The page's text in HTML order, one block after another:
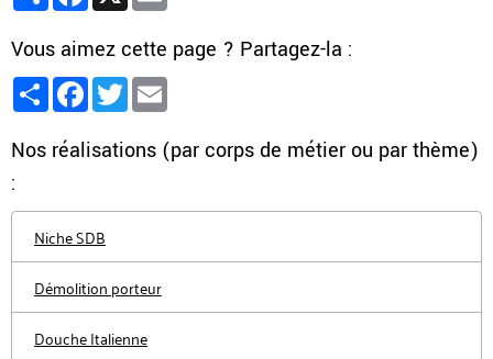
Vous aimez cette page ? Partagez-la :
PartagerFacebook
Twitter
Nos réalisations (par corps de métier ou par thème)
:
Niche SDB
Démolition porteur
Douche Italienne